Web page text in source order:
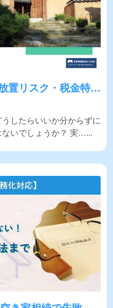
置リスク・税金特
ないと損する完全
したらいいか分からずに
ないでしょうか？ 実…